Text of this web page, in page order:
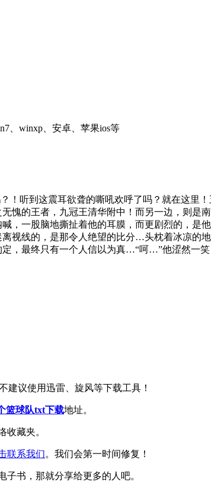
、winxp、安卓、苹果ios等
！听到这震耳欲聋的嘶吼欢呼了吗？就在这里
愧的王者，九冠王清华附中！而另一边，则
，一股脑地撕扯着他的耳膜，而更剧烈的，
视线的，是那令人绝望的比分…头枕着冰凉
，最终只有一个人信以为真…“呵…”他涩然一
建议使用迅雷、旋风等下载工具！
篮球队txt下载地址。
收藏夹。
联系我们。我们会第一时间修复！
书，那就分享给更多的人吧。